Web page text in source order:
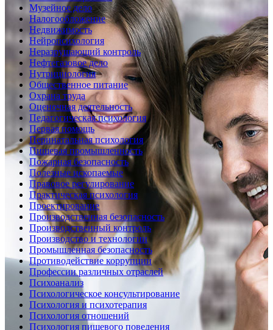
Музейное дело
Налогообложение
Недвижимость
Нейропсихология
Неразрушающий контроль
Нефтегазовое дело
Нутрициология
Общественное питание
Охрана труда
Оценочная деятельность
Педагогическая психология
Первая помощь
Перинатальная психология
Пищевая промышленность
Пожарная безопасность
Полезные ископаемые
Правовое регулирование
Практическая психология
Проектирование
Производственная безопасность
Производственный контроль
Производство и технологии
Промышленная безопасность
Противодействие коррупции
Профессии различных отраслей
Психоанализ
Психологическое консультирование
Психология и психотерапия
Психология отношений
Психология пищевого поведения